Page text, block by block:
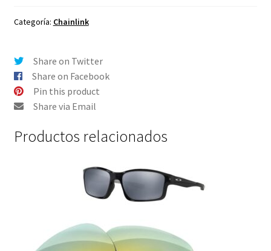
Oakley
Espejo
-
Polarizado
cantidad
Categoría: Chainlink
Share on Twitter
Share on Facebook
Pin this product
Share via Email
Productos relacionados